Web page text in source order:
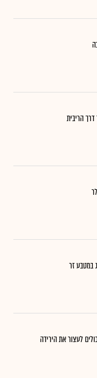
הריבית
במטבע זר